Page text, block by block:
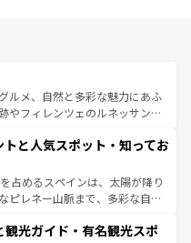
ルメ、自然と多彩な魅力にあふ
やフィレンツェのルネッサンス
田園風景やアマルフィ海岸の絶
ない。観光の合間には、本場の
イタリア料理を堪能することも
眠るまで、すべての瞬間を楽し
はコンテンツ一覧を参照してほ
と人気スポット・知ってお
占めるスペインは、太陽が降り
ピレネー山脈まで、多彩な自然
情熱的なフラメンコ、熱気あふ
光ガイド・有名観光スポ